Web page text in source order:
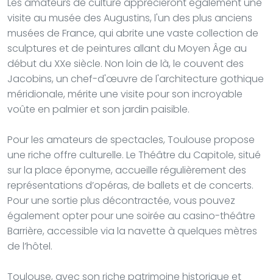
visite au musée des Augustins, l'un des plus anciens
musées de France, qui abrite une vaste collection de
sculptures et de peintures allant du Moyen Âge au
début du XXe siècle. Non loin de là, le couvent des
Jacobins, un chef-d'œuvre de l'architecture gothique
méridionale, mérite une visite pour son incroyable
voûte en palmier et son jardin paisible.
Pour les amateurs de spectacles, Toulouse propose
une riche offre culturelle. Le Théâtre du Capitole, situé
sur la place éponyme, accueille régulièrement des
représentations d’opéras, de ballets et de concerts.
Pour une sortie plus décontractée, vous pouvez
également opter pour une soirée au casino-théâtre
Barrière, accessible via la navette à quelques mètres
de l’hôtel.
Toulouse, avec son riche patrimoine historique et